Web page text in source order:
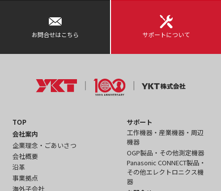
お問合せはこちら サポートについて
TOP
会社案内
企業理念・ごあいさつ
会社概要
沿革
事業拠点
海外子会社
サポート
工作機器・産業機器・周辺
機器
OGP製品・その他測定機器
Panasonic CONNECT製品・
その他エレクトロニクス機
器